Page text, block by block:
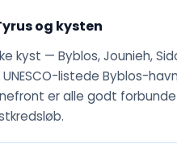
og kysten
kyst — Byblos, Jounieh,
listede Byblos-
er alle godt